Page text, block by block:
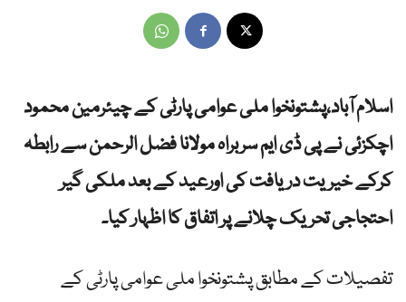
اسلام آباد،پشتونخوا ملی عوامی پارٹی کے چیئرمین محمود
اچکزئی نے پی ڈی ایم سربراہ مولانا فضل الرحمن سے رابطہ
کرکے خیریت دریافت کی اورعید کے بعد ملکی گیر
احتجاجی تحریک چلانے پر اتفاق کا اظہار کیا۔
تفصیلات کے مطابق پشتونخوا ملی عوامی پارٹی کے